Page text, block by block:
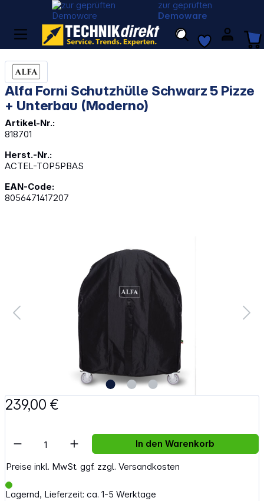
zur geprüften
Demoware
Alfa Forni Schutzhülle Schwarz 5 Pizze
+ Unterbau (Moderno)
Artikel-Nr.:
818701
Herst.-Nr.:
ACTEL-TOP5PBAS
EAN-Code:
8056471417207
239,00 €
Preise inkl. MwSt. ggf. zzgl. Versandkosten
Lagernd, Lieferzeit: ca. 1-5 Werktage
Artikel Anzahl: Gib den gewünschten
In den Warenkorb